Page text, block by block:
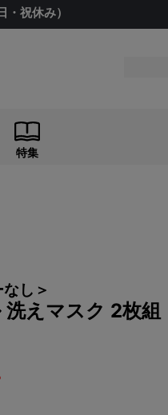
祝休み）
特集
し＞
洗えマスク 2枚組